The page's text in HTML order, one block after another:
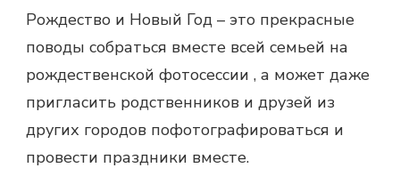
Рождество и Новый Год – это прекрасные
поводы собраться вместе всей семьей на
рождественской фотосессии , а может даже
пригласить родственников и друзей из
других городов пофотографироваться и
провести праздники вместе.